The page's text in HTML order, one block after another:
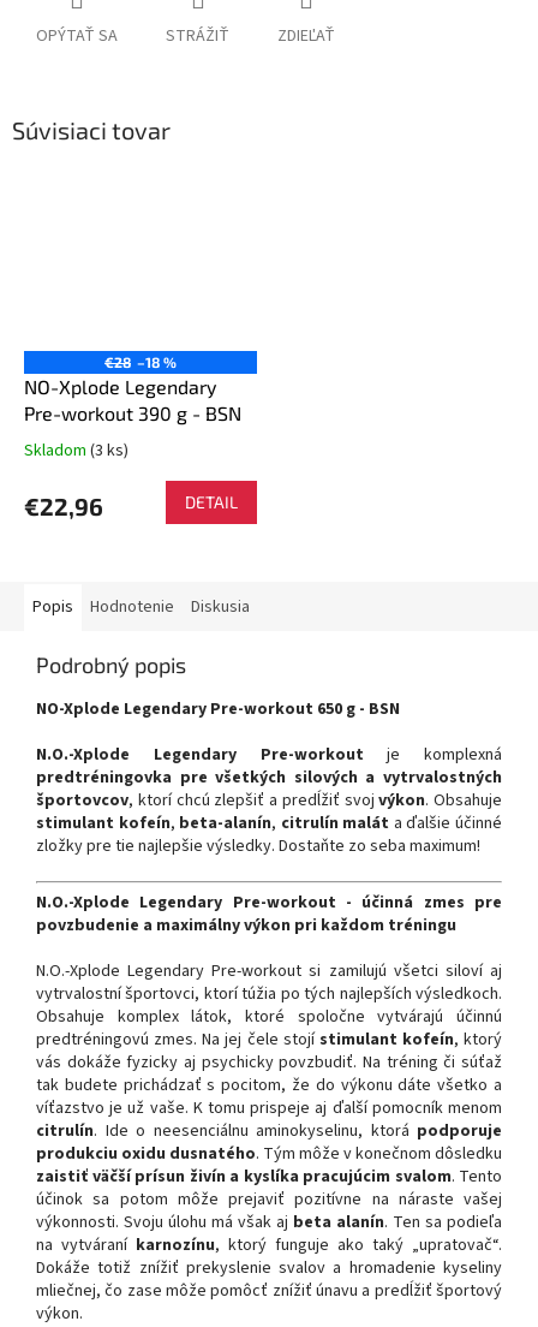
OPÝTAŤ SA STRÁŽIŤ ZDIEĽAŤ
Súvisiaci tovar
€28 –18 %
NO-Xplode Legendary
Pre-workout 390 g - BSN
Priemerné
produktu
je
hviezdičiek.
Skladom (3 ks)
€22,96 DETAIL
Popis Hodnotenie Diskusia
Podrobný popis
NO-Xplode Legendary Pre-workout 650 g - BSN
N.O.-Xplode Legendary Pre-workout je komplexná
predtréningovka pre všetkých silových a vytrvalostných
športovcov, ktorí chcú zlepšiť a predĺžiť svojvýkon. Obsahuje
stimulant kofeín, beta-alanín, citrulín malát a ďalšie účinné
zložky pre tie najlepšie výsledky. Dostaňte zo seba maximum!
N.O.-Xplode Legendary Pre-workout - účinná zmes pre
povzbudenie a maximálny výkon pri každom tréningu
N.O.-Xplode Legendary Pre-workout si zamilujú všetci siloví aj
vytrvalostní športovci, ktorí túžia po tých najlepších výsledkoch.
Obsahuje komplex látok, ktoré spoločne vytvárajú účinnú
predtréningovú zmes. Na jej čele stojístimulant kofeín, ktorý
vás dokáže fyzicky aj psychicky povzbudiť. Na tréning či súťaž
tak budete prichádzať s pocitom, že do výkonu dáte všetko a
víťazstvo je už vaše. K tomu prispeje aj ďalší pomocník menom
citrulín. Ide o neesenciálnu aminokyselinu, ktorá podporuje
produkciu oxidu dusnatého. Tým môže v konečnom dôsledku
zaistiť väčší prísun živín a kyslíka pracujúcim svalom. Tento
účinok sa potom môže prejaviť pozitívne na náraste vašej
výkonnosti. Svoju úlohu má však aj beta alanín. Ten sa podieľa
na vytváraní karnozínu, ktorý funguje ako taký „upratovač“.
Dokáže totiž znížiť prekyslenie svalov a hromadenie kyseliny
mliečnej, čo zase môže pomôcť znížiť únavu a predĺžiť športový
výkon.